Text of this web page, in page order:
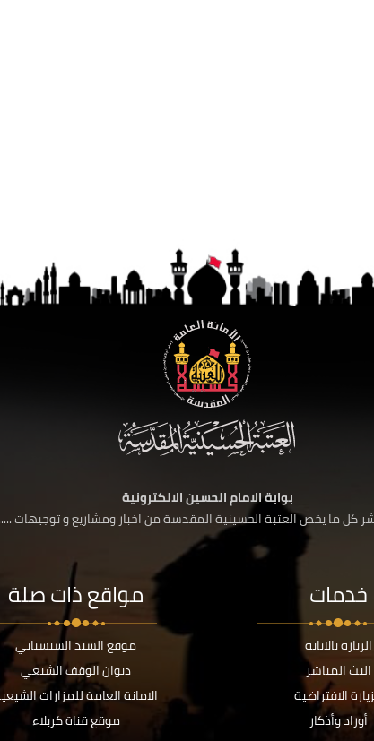
بوابة الامام الحسين الالكترونية
كل ما يخص العتبة الحسينية المقدسة من اخبار ومشاريع و توجيهات
خدمات
الزيارة بالانابة
البث المباشر
الافتراضية
أوراد وأذكار
مواقع ذات صلة
موقع السيد السيستاني
ديوان الوقف الشيعي
الامانة العامة للمزارات
موقع قناة كربلاء